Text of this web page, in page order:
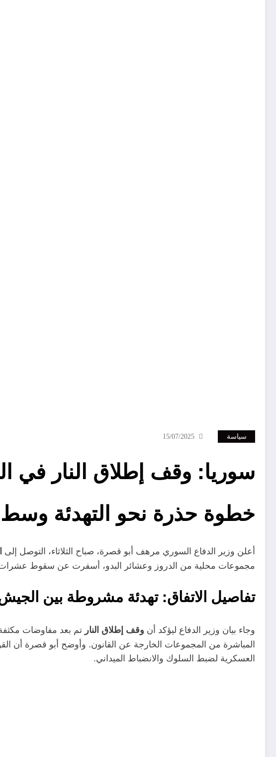
سياسة 15/07/2025
سوريا: وقف إطلاق النار في
خطوة حذرة نحو التهدئة
أعلن وزير الدفاع السوري مرهف أبو قصرة، صباح الثلاثاء، التوصل إلى
مجموعات محلية من الدروز وعشائر البدو، أسفرت عن سقوط عشرات
تفاصيل الاتفاق: تهدئة مشروطة بين
وجاء بيان وزير الدفاع ليؤكد أن وقف إطلاق النار تم بعد مفاوضات
المباشرة من المجموعات الخارجة عن القانون. وأوضح أبو قصرة أن
العسكرية لضبط السلوك والانضباط الميداني.